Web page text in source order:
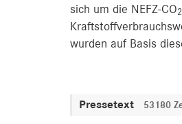
sich um die NEFZ-CO2
wurden auf Basis
Pressetext 53180